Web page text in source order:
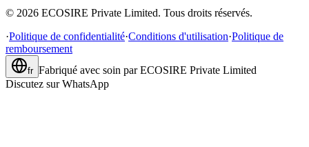
© 2026 ECOSIRE Private Limited. Tous droits réservés.
·Politique de confidentialité·Conditions d'utilisation·Politique de
remboursement
fr Fabriqué avec soin par ECOSIRE Private Limited
Discutez sur WhatsApp